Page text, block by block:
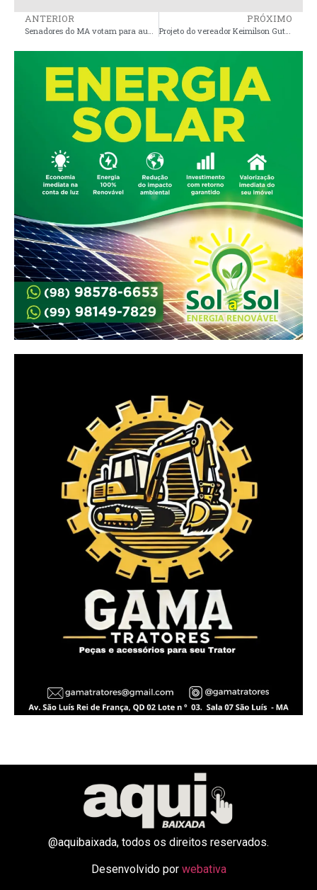
ANTERIOR
Senadores do MA votam para aumentar número de deputados federais
PRÓXIMO
Projeto do vereador Keimilson Guterres (PDT), reconhece o Bumba-Meu-Boi de Orquestra Grupo Donzinho como Patrimônio Cultural Imaterial do Município de Pinheiro
@aquibaixada, todos os direitos reservados.
Desenvolvido por webativa